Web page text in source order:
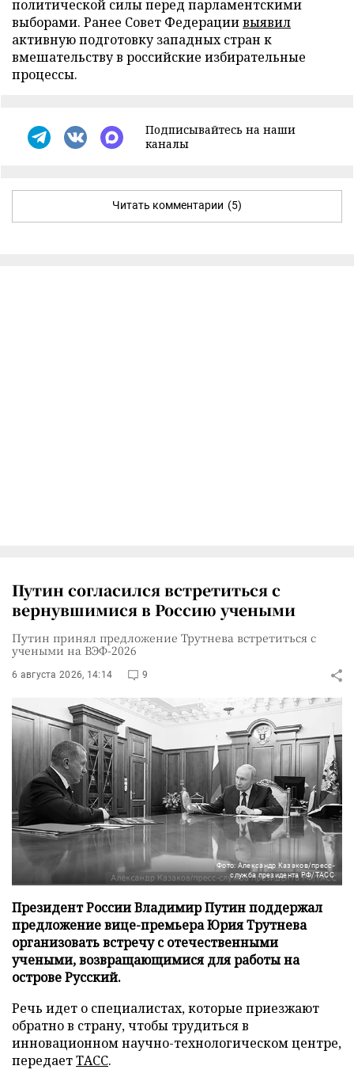
политической силы перед парламентскими
выборами. Ранее Совет Федерациивыявил
активную подготовку западных стран к
вмешательству в российские избирательные
процессы.
Подписывайтесь на наши
каналы
Читать комментарии (5)
Путин согласился встретиться с
вернувшимися в Россию учеными
Путин принял предложение Трутнева встретиться с
учеными на ВЭФ-2026
6 августа 2026, 14:14 9
Фото: Александр Казаков/пресс-
служба президента РФ/ТАСС
Президент России Владимир Путин поддержал
предложение вице-премьера Юрия Трутнева
организовать встречу с отечественными
учеными, возвращающимися для работы на
острове Русский.
Речь идет о специалистах, которые приезжают
обратно в страну, чтобы трудиться в
инновационном научно-технологическом центре,
передаетТАСС.